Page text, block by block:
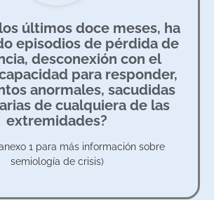
últimos doce meses, ha
episodios de pérdida de
desconexión con el
para responder,
anormales, sacudidas
de cualquiera de las
extremidades?
1 para más información sobre
semiología de crisis)